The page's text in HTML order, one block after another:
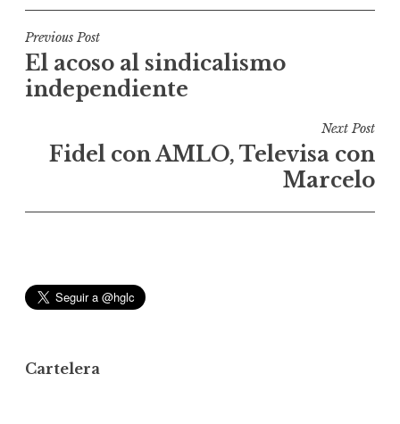
N
a
v
d
n
Previous Post
El acoso al sindicalismo
independiente
Next Post
Fidel con AMLO, Televisa con
Marcelo
Cartelera